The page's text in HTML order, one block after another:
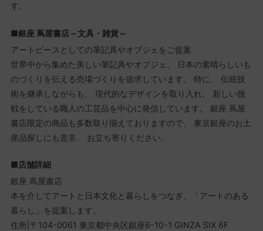
す。
■銀座 蔦屋書店～文具・雑貨～
アートピースとしての筆記具やオブジェをご提案
世界中から集めた美しい筆記具やオブジェ、 日本の素晴らしいも
のづくりを伝える売場づくりを追求しています。 特に、 伝統技
術を継承しながらも、 現代的なデザインを取り入れ、 新しい挑
戦をしている職人の工芸品を中心に発信しています。 銀座 蔦屋
書店限定の商品も多数取り揃えておりますので、 東京銀座のお土
産品探しにも是⾮、 お立ち寄りください。
■店舗詳細
銀座 蔦屋書店
本を介してアートと⽇本⽂化と暮らしをつなぎ、「アートのある
暮らし」を提案します。
住所|〒104-0061 東京都中央区銀座6-10-1 GINZA SIX 6F